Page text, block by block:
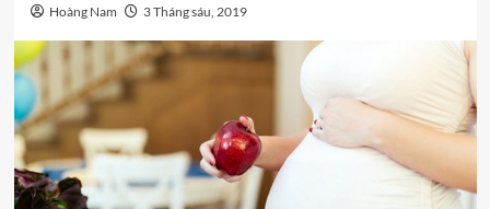
Hoàng Nam 3 Tháng sáu, 2019